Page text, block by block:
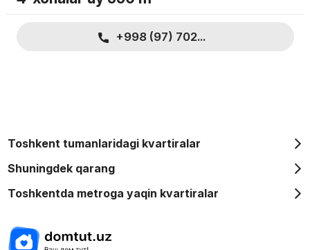
+998 (97) 702...
Toshkent tumanlaridagi kvartiralar
Shuningdek qarang
Toshkentda metroga yaqin kvartiralar